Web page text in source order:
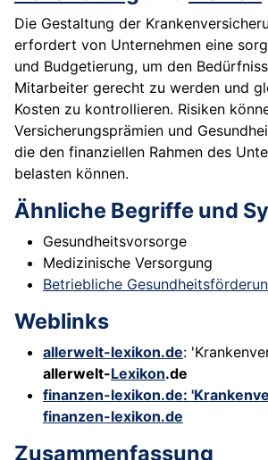
Die Gestaltung der
erfordert von Unternehmen eine
und Budgetierung, um den
Mitarbeiter gerecht zu werden und
Kosten zu kontrollieren. Risiken
Versicherungsprämien und
die den finanziellen Rahmen des
belasten können.
Ähnliche Begriffe und
Gesundheitsvorsorge
Medizinische Versorgung
Betriebliche
Weblinks
allerwelt-lexikon.de:
allerwelt-Lexikon.de
finanzen-lexikon.de:
finanzen-lexikon.de
Zusammenfassung